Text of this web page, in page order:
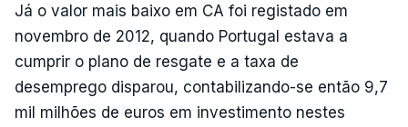
Já o valor mais baixo em CA foi registado em
novembro de 2012, quando Portugal estava a
cumprir o plano de resgate e a taxa de
desemprego disparou, contabilizando-se então 9,7
mil milhões de euros em investimento nestes